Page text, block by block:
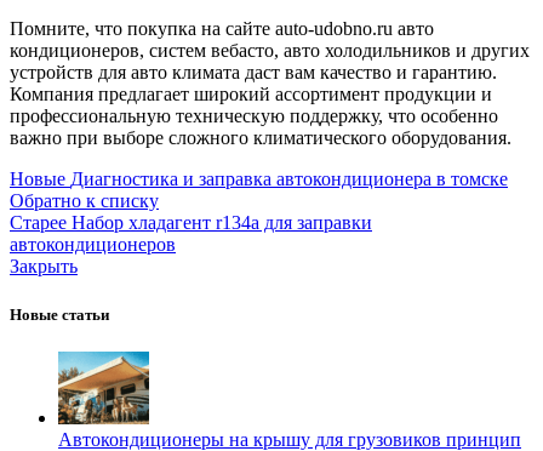
Помните, что покупка на сайте auto-udobno.ru авто
кондиционеров, систем вебасто, авто холодильников и других
устройств для авто климата даст вам качество и гарантию.
Компания предлагает широкий ассортимент продукции и
профессиональную техническую поддержку, что особенно
важно при выборе сложного климатического оборудования.
Новые Диагностика и заправка автокондиционера в томске
Обратно к списку
Старее Набор хладагент r134a для заправки
автокондиционеров
Закрыть
Новые статьи
Автокондиционеры на крышу для грузовиков принцип